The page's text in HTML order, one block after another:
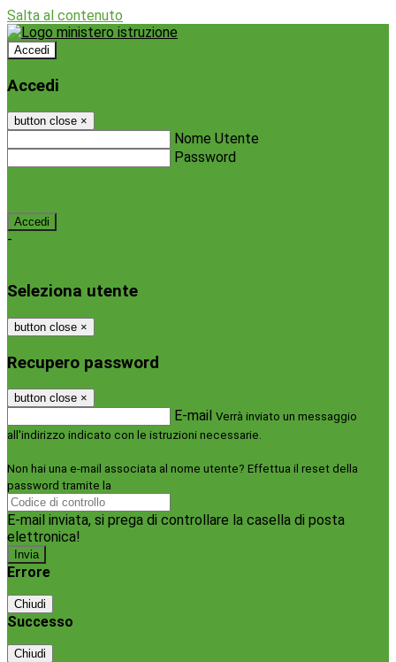
Salta al contenuto
Accedi
Accedi
button close ×
Nome Utente
Password
-
Seleziona utente
button close ×
Recupero password
button close ×
E-mail Verrà inviato un messaggio
all'indirizzo indicato con le istruzioni necessarie.
Non hai una e-mail associata al nome utente? Effettua il reset della
password tramite la
E-mail inviata, si prega di controllare la casella di posta
elettronica!
Errore
Chiudi
Successo
Chiudi